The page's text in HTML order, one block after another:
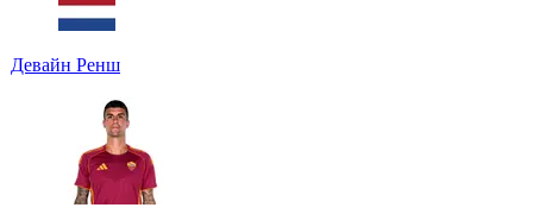
Девайн Ренш